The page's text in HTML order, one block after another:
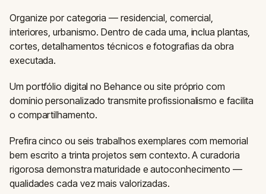
Organize por categoria — residencial, comercial,
interiores, urbanismo. Dentro de cada uma, inclua plantas,
cortes, detalhamentos técnicos e fotografias da obra
executada.
Um portfólio digital no Behance ou site próprio com
domínio personalizado transmite profissionalismo e facilita
o compartilhamento.
Prefira cinco ou seis trabalhos exemplares com memorial
bem escrito a trinta projetos sem contexto. A curadoria
rigorosa demonstra maturidade e autoconhecimento —
qualidades cada vez mais valorizadas.